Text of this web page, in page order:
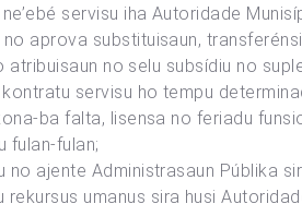
servisu iha Autoridade
aprova substituisaun,
no selu subsídiu no
servisu ho tempu
ba falta, lisensa no feriadu
fulan-fulan;
ajente Administrasaun Públika
umanus sira husi